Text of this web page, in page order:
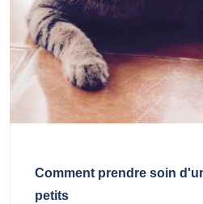
Comment prendre soin
petits